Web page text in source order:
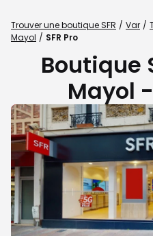
Trouver une boutique SFR Var
Mayol
SFR Pro
Boutique
Mayol -